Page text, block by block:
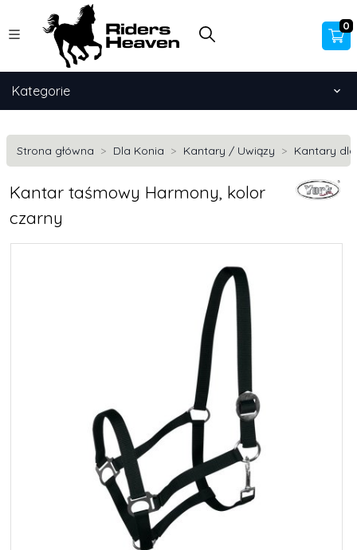
0
Kategorie
Strona główna Dla Konia Kantary / Uwiązy Kantary
Kantar taśmowy Harmony, kolor
czarny